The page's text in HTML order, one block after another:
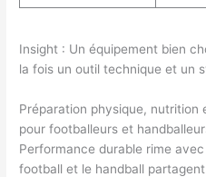
Insight : Un équipement bien
la fois un outil technique et un
Préparation physique, nutrition
pour footballeurs et
Performance durable rime
football et le handball